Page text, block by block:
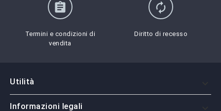
assignment
Termini e condizioni di
vendita
autorenew
Diritto di recesso
Utilità
Informazioni legali